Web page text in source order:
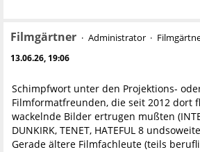
Filmgärtner Administrator
13.06.26, 19:06
Schimpfwort unter den Projektions-
Filmformatfreunden, die seit 2012 dort
wackelnde Bilder ertrugen mußten
DUNKIRK, TENET, HATEFUL 8
Gerade ältere Filmfachleute (teils